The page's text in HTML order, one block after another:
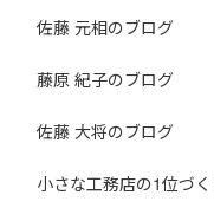
佐藤 元相のブログ
藤原 紀子のブログ
佐藤 大将のブログ
小さな工務店の1位づ